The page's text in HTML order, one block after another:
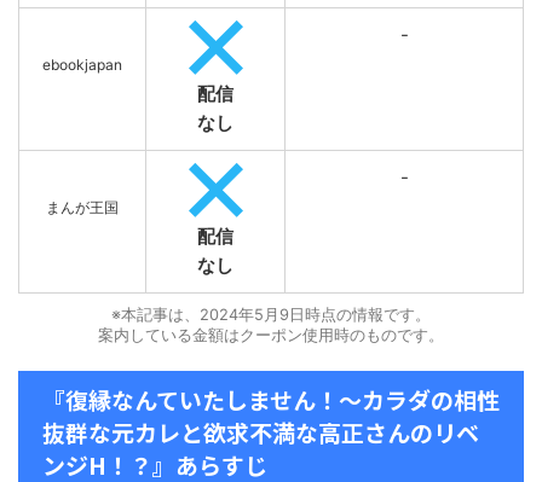
ebookjapan
配信
なし
-
まんが王国
配信
なし
-
※本記事は、2024年5月9日時点の情報です。
案内している金額はクーポン使用時のものです。
『復縁なんていたしません！～カラダの相性
抜群な元カレと欲求不満な高正さんのリベ
ンジH！？』あらすじ